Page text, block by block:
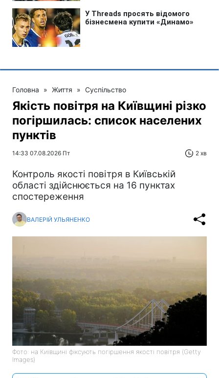
Головна » Життя » Суспільство
Якість повітря на Київщині різко
погіршилась: список населених
пунктів
14:33 07.08.2026 Пт 2 хв
Контроль якості повітря в Київській
області здійснюється на 16 пунктах
спостереження
ВАЛЕРІЙ УЛЬЯНЕНКО
Фото: на Київщині фіксують погіршення якості повітря (Getty
Images)